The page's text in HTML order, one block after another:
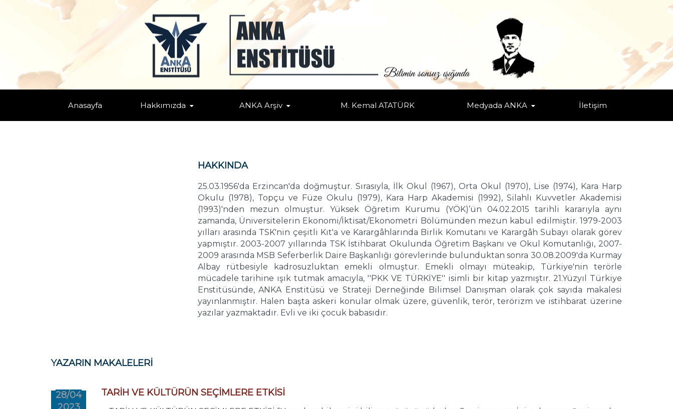
Anasayfa Hakkımızda ANKA Arşiv M. Kemal ATATÜRK Medyada ANKA İletişim
OSMAN N. ARARAT
HAKKINDA
25.03.1956'da Erzincan'da doğmuştur. Sırasıyla, İlk Okul (1967), Orta Okul (1970), Lise (1974), Kara Harp
Okulu (1978), Topçu ve Füze Okulu (1979), Kara Harp Akademisi (1992), Silahlı Kuvvetler Akademisi
(1993)'nden mezun olmuştur. Yüksek Öğretim Kurumu (YÖK)’ün 04.02.2015 tarihli kararıyla aynı
zamanda, Üniversitelerin Ekonomi/İktisat/Ekonometri Bölümünden mezun kabul edilmiştir. 1979-2003
yılları arasında TSK'nin çeşitli Kıt'a ve Karargâhlarında Birlik Komutanı ve Karargâh Subayı olarak görev
yapmıştır. 2003-2007 yıllarında TSK İstihbarat Okulunda Öğretim Başkanı ve Okul Komutanlığı, 2007-
2009 arasında MSB Seferberlik Daire Başkanlığı görevlerinde bulunduktan sonra 30.08.2009'da Kurmay
Albay rütbesiyle kadrosuzluktan emekli olmuştur. Emekli olmayı müteakip, Türkiye'nin terörle
mücadele tarihine ışık tutmak amacıyla, ''PKK VE TÜRKİYE'' isimli bir kitap yazmıştır. 21.Yüzyıl Türkiye
Enstitüsünde, ANKA Enstitüsü ve Strateji Derneğinde Bilimsel Danışman olarak çok sayıda makalesi
yayınlanmıştır. Halen başta askeri konular olmak üzere, güvenlik, terör, terörizm ve istihbarat üzerine
yazılar yazmaktadır. Evli ve iki çocuk babasıdır.
YAZARIN MAKALELERİ
28/04
TARİH VE KÜLTÜRÜN SEÇİMLERE ETKİSİ